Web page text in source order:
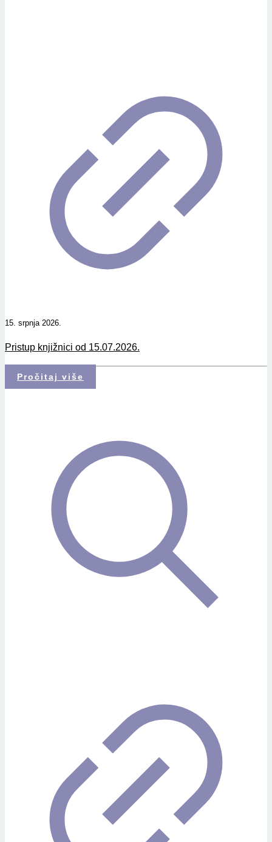
15. srpnja 2026.
Pristup knjižnici od 15.07.2026.
Pročitaj više